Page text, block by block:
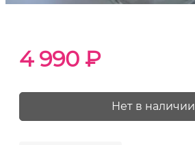
4 990 ₽
Нет в наличии